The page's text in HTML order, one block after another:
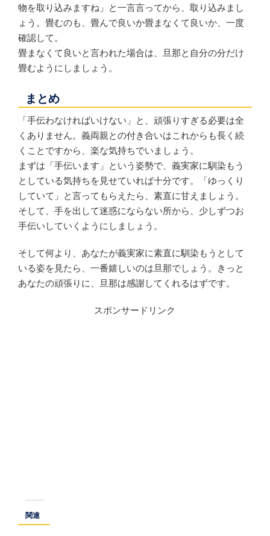
物を取り込みますね」と一言言ってから、取り込みまし
ょう。畳むのも、畳んで良いか畳まなくて良いか、一度
確認して。
畳まなくて良いと言われた場合は、旦那と自分の分だけ
畳むようにしましょう。
まとめ
「手伝わなければいけない」と、頑張りすぎる必要は全
くありません。義両親との付き合いはこれからも長く続
くことですから、楽な気持ちでいましょう。
まずは「手伝います」という姿勢で、義実家に馴染もう
としている気持ちを見せていれば十分です。「ゆっくり
していて」と言ってもらえたら、素直に甘えましょう。
そして、手を出して迷惑にならない所から、少しずつお
手伝いしていくようにしましょう。
そして何より、あなたが義実家に素直に馴染もうとして
いる姿を見たら、一番嬉しいのは旦那でしょう。きっと
あなたの頑張りに、旦那は感謝してくれるはずです。
スポンサードリンク
関連